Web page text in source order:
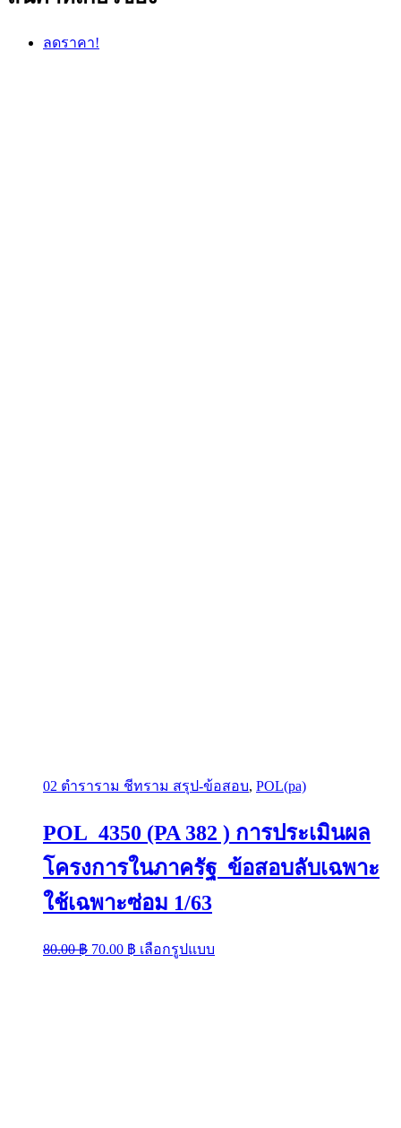
ลดราคา!
02 ตำราราม ชีทราม สรุป-ข้อสอบ, POL(pa)
POL 4350 (PA 382 ) การประเมินผล
โครงการในภาครัฐ ข้อสอบลับเฉพาะ
ใช้เฉพาะซ่อม 1/63
80.00฿ Original
price
70.00 ฿ Current
price
เลือกรูปแบบ
product